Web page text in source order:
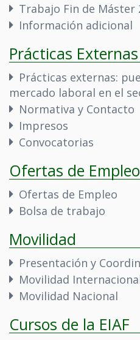
Trabajo Fin de Máster
Información adicional
Prácticas Externas
Prácticas externas:
mercado laboral en el
Normativa y Contacto
Impresos
Convocatorias
Ofertas de Empleo
Ofertas de Empleo
Bolsa de trabajo
Movilidad
Presentación y
Movilidad
Movilidad Nacional
Cursos de la EIAF